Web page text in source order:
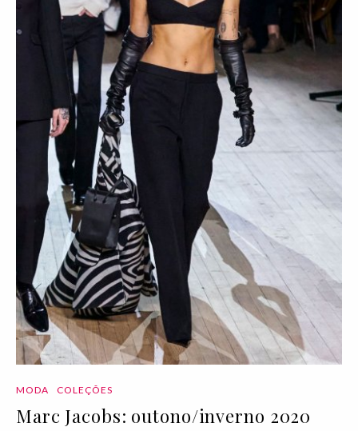
MODA COLEÇÕES
Marc Jacobs: outono/inverno 2020